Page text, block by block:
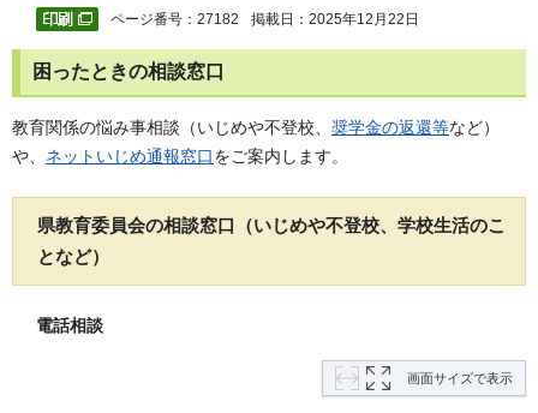
ページ番号：27182 掲載日：2025年12月22日
困ったときの相談窓口
教育関係の悩み事相談（いじめや不登校、 奨学金の返還等など）
や、 ネットいじめ通報窓口をご案内します。
県教育委員会の相談窓口（いじめや不登校、学校生活のこ
となど）
電話相談
画面サイズで表示